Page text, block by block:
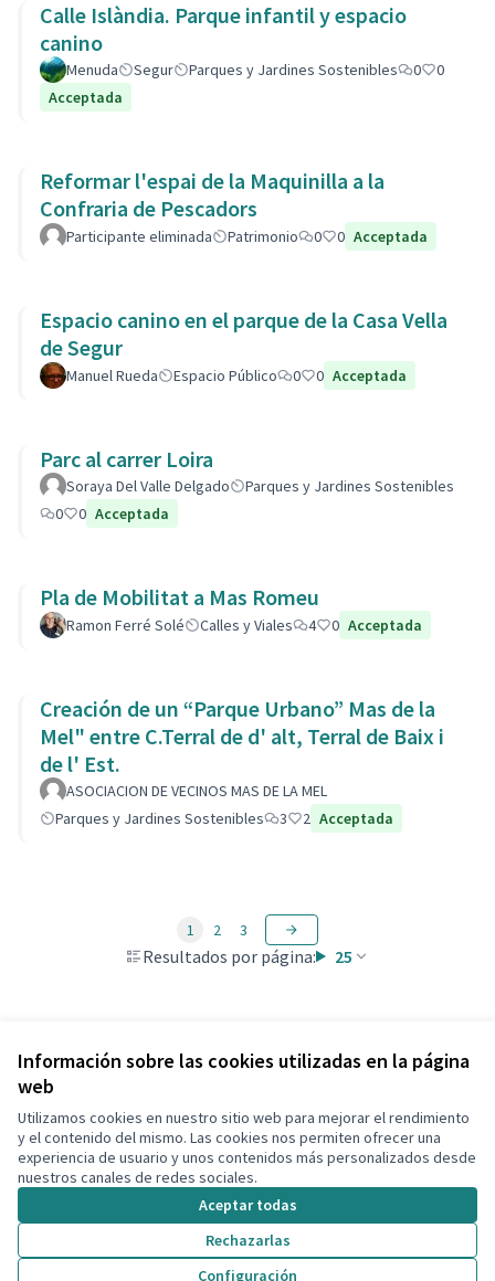
Información sobre las cookies utilizadas en la página
web
Utilizamos cookies en nuestro sitio web para mejorar el rendimiento
y el contenido del mismo. Las cookies nos permiten ofrecer una
experiencia de usuario y unos contenidos más personalizados desde
nuestros canales de redes sociales.
Aceptar todas
Rechazarlas
Configuración
Calle Islàndia. Parque infantil y espacio
canino
Menuda Segur Parques y Jardines Sostenibles 0
0
Acceptada
Reformar l'espai de la Maquinilla a la
Confraria de Pescadors
Participante eliminada Patrimonio 0 0 Acceptada
Espacio canino en el parque de la Casa Vella
de Segur
Manuel Rueda Espacio Público 0 0 Acceptada
Parc al carrer Loira
Soraya Del Valle Delgado
Parques y Jardines Sostenibles
0
0 Acceptada
Pla de Mobilitat a Mas Romeu
Ramon Ferré Solé Calles y Viales 4 0 Acceptada
Creación de un “Parque Urbano” Mas de la
Mel" entre C.Terral de d' alt, Terral de Baix i
de l' Est.
ASOCIACION DE VECINOS MAS DE LA MEL
Parques y Jardines Sostenibles
3 2 Acceptada
Resultados por página: 25
1 2 3
Ver todas las propuestas retiradas
Términos y condiciones de uso
Configuración de cookies
Decidim Calafell en X
(Enlace externo)
Decidim Calafell en Facebook
Decidim Calafell en YouTube
Decidim Calafell en GitHub
(Enlace externo)
Con licencia
(Enlace